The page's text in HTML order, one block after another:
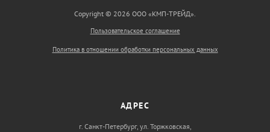
Copyright © 2026 ООО «КМП-ТРЕЙД».
Пользовательское соглашение
Политика в отношении обработки персональных данных
АДРЕС
г. Санкт-Петербург, ул. Торжковская,